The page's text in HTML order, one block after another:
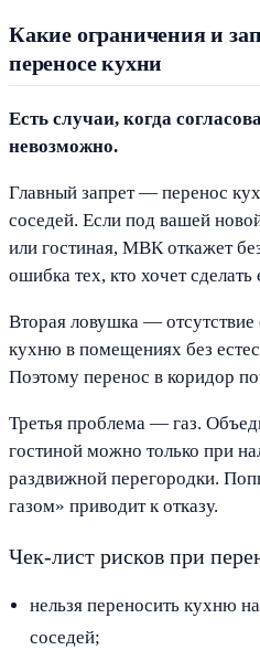
Какие ограничения и
переносе кухни
Есть случаи, когда
невозможно.
Главный запрет — перенос
соседей. Если под вашей
или гостиная, МВК откажет
ошибка тех, кто хочет
Вторая ловушка — отсутствие
кухню в помещениях без
Поэтому перенос в коридор
Третья проблема — газ.
гостиной можно только при
раздвижной перегородки.
газом» приводит к отказу.
Чек-лист рисков при
нельзя переносить кухню
соседей;